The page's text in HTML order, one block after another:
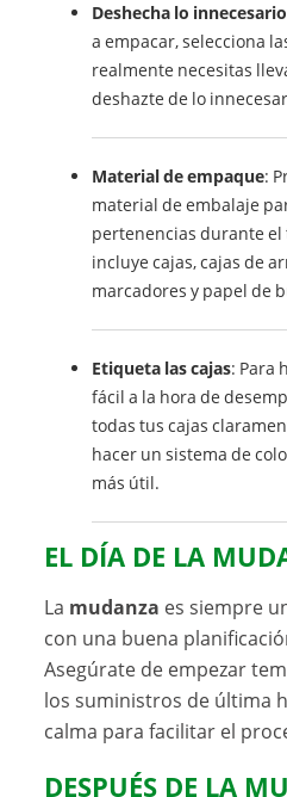
Deshecha lo innecesario
a empacar, selecciona
realmente necesitas
deshazte de lo
Material de empaque:
material de embalaje
pertenencias durante el
incluye cajas, cajas de
marcadores y papel de
Etiqueta las cajas: Para
fácil a la hora de
todas tus cajas
hacer un sistema de
más útil.
EL DÍA DE LA
La mudanza es siempre
con una buena
Asegúrate de empezar
los suministros de última
calma para facilitar el
DESPUÉS DE LA